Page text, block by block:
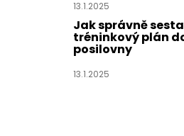
13.1.2025
Jak správně
tréninkový plán
posilovny
13.1.2025